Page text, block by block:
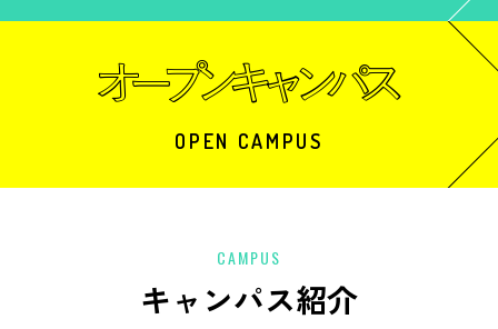
OPEN CAMPUS
CAMPUS
キャンパス紹介